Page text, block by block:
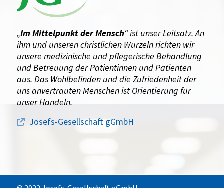
„Im Mittelpunkt der Mensch“ ist unser Leitsatz. An
ihm und unseren christlichen Wurzeln richten wir
unsere medizinische und pflegerische Behandlung
und Betreuung der Patientinnen und Patienten
aus. Das Wohlbefinden und die Zufriedenheit der
uns anvertrauten Menschen ist Orientierung für
unser Handeln.
Josefs-Gesellschaft gGmbH